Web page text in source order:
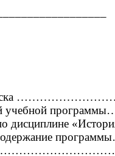
записка
учебной
по дисциплине
содержание